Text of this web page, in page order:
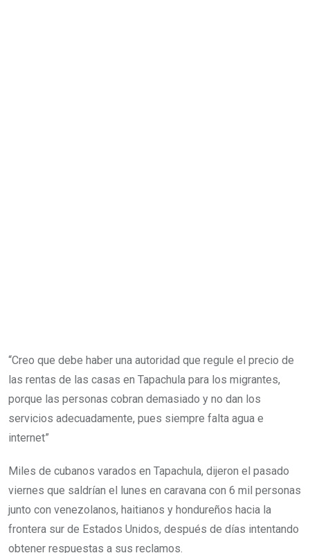
“Creo que debe haber una autoridad que regule el precio de
las rentas de las casas en Tapachula para los migrantes,
porque las personas cobran demasiado y no dan los
servicios adecuadamente, pues siempre falta agua e
internet”
Miles de cubanos varados en Tapachula, dijeron el pasado
viernes que saldrían el lunes en caravana con 6 mil personas
junto con venezolanos, haitianos y hondureños hacia la
frontera sur de Estados Unidos, después de días intentando
obtener respuestas a sus reclamos.